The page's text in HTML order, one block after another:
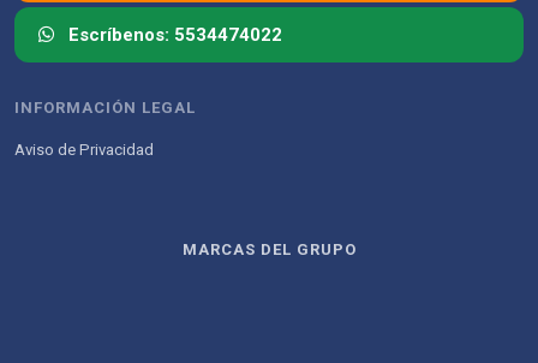
Escríbenos: 5534474022
INFORMACIÓN LEGAL
Aviso de Privacidad
MARCAS DEL GRUPO